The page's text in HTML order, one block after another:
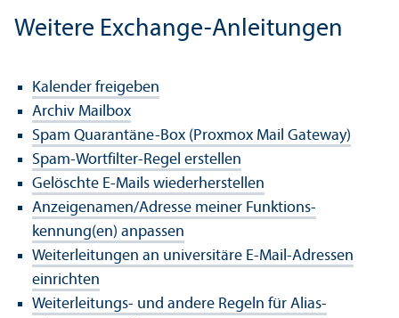
Weitere Exchange-Anleitungen
Kalender freigeben
Archiv Mailbox
Spam Quarantäne-Box (Proxmox Mail Gateway)
Spam-Wortfilter-Regel erstellen
Gelöschte E-Mails wiederherstellen
Anzeigenamen/Adresse meiner Funktions­
kennung(en) anpassen
Weiterleitungen an universitäre E-Mail-Adressen
einrichten
Weiterleitungs- und andere Regeln für Alias-